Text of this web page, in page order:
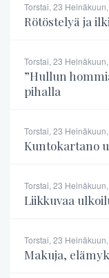
Torstai, 23
Rötöstelyä ja
Torstai, 23
”Hullun
pihalla
Torstai, 23
Kuntokartano
Torstai, 23
Liikkuvaa
Torstai, 23
Makuja,